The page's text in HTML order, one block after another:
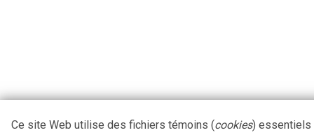
Ce site Web utilise des fichiers témoins (cookies) essentiels